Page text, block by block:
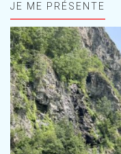
JE ME PRÉSENTE